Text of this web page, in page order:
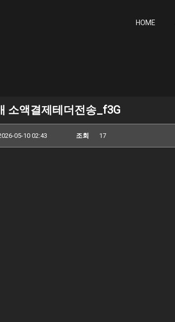
HOME
소액결제테더전송_f3G
05-10 02:43 조회 17